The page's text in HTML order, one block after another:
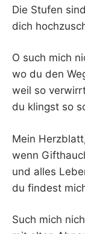
Die Stufen
dich
O such mich
wo du den
weil so
du klingst so
Mein
wenn
und alles
du findest
Such mich